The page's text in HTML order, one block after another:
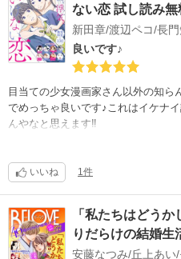
ない恋 試し読み無
良いです♪
目当ての少女漫画家さん以外の知
でめっちゃ良いです♪これはイケナ
んやなと思えます‼︎
いいね 1件
「私たちはどう
りだらけの結婚生